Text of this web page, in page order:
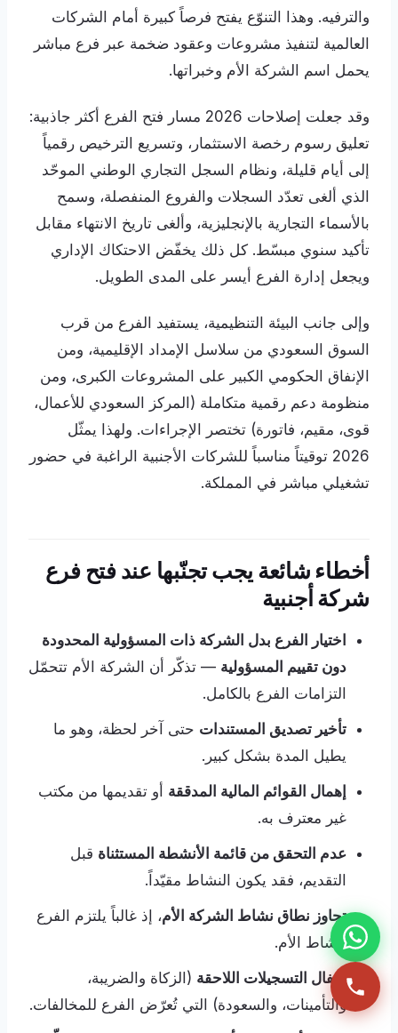
والترفيه. وهذا التنوّع يفتح فرصاً كبيرة أمام الشركات
العالمية لتنفيذ مشروعات وعقود ضخمة عبر فرع مباشر
يحمل اسم الشركة الأم وخبراتها.
وقد جعلت إصلاحات 2026 مسار فتح الفرع أكثر جاذبية:
تعليق رسوم رخصة الاستثمار، وتسريع الترخيص رقمياً
إلى أيام قليلة، ونظام السجل التجاري الوطني الموحّد
الذي ألغى تعدّد السجلات والفروع المنفصلة، وسمح
بالأسماء التجارية بالإنجليزية، وألغى تاريخ الانتهاء مقابل
تأكيد سنوي مبسّط. كل ذلك يخفّض الاحتكاك الإداري
ويجعل إدارة الفرع أيسر على المدى الطويل.
وإلى جانب البيئة التنظيمية، يستفيد الفرع من قرب
السوق السعودي من سلاسل الإمداد الإقليمية، ومن
الإنفاق الحكومي الكبير على المشروعات الكبرى، ومن
منظومة دعم رقمية متكاملة (المركز السعودي للأعمال،
قوى، مقيم، فاتورة) تختصر الإجراءات. ولهذا يمثّل
2026 توقيتاً مناسباً للشركات الأجنبية الراغبة في حضور
تشغيلي مباشر في المملكة.
أخطاء شائعة يجب تجنّبها عند فتح فرع
شركة أجنبية
اختيار الفرع بدل الشركة ذات المسؤولية المحدودة
دون تقييم المسؤولية — تذكّر أن الشركة الأم تتحمّل
التزامات الفرع بالكامل.
تأخير تصديق المستندات حتى آخر لحظة، وهو ما
يطيل المدة بشكل كبير.
إهمال القوائم المالية المدققة أو تقديمها من مكتب
غير معترف به.
عدم التحقق من قائمة الأنشطة المستثناة قبل
التقديم، فقد يكون النشاط مقيّداً.
تجاوز نطاق نشاط الشركة الأم، إذ غالباً يلتزم الفرع
بنشاط الأم.
إغفال التسجيلات اللاحقة (الزكاة والضريبة،
والتأمينات، والسعودة) التي تُعرّض الفرع للمخالفات.